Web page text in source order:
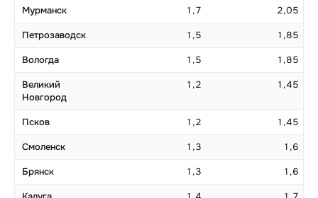
Мурманск 1,7 2,05
Петрозаводск 1,5 1,85
Вологда 1,5 1,85
Великий
Новгород
1,2 1,45
Псков 1,2 1,45
Смоленск 1,3 1,6
Брянск 1,3 1,6